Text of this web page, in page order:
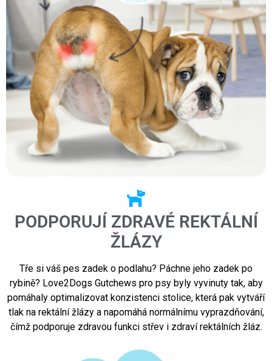
PODPORUJÍ ZDRAVÉ REKTÁLNÍ
ŽLÁZY
Tře si váš pes zadek o podlahu? Páchne jeho zadek po
rybině? Love2Dogs Gutchews pro psy byly vyvinuty tak, aby
pomáhaly optimalizovat konzistenci stolice, která pak vytváří
tlak na rektální žlázy a napomáhá normálnímu vyprazdňování,
čímž podporuje zdravou funkci střev i zdraví rektálních žláz.